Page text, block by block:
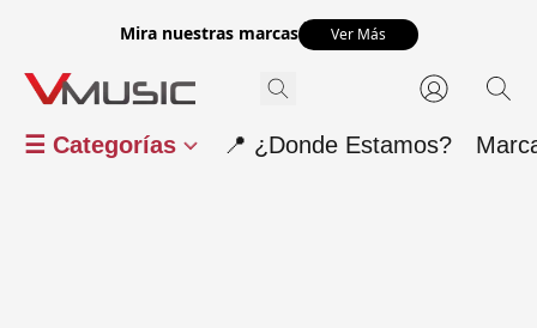
Mira nuestras marcas Ver Más
☰ Categorías 📍 ¿Donde Estamos?